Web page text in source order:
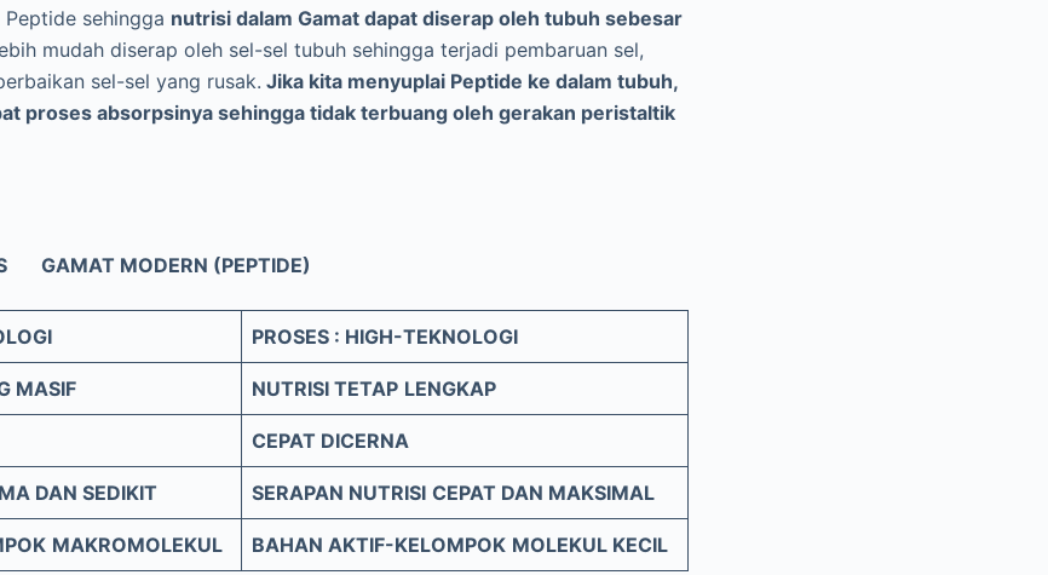
sehingga nutrisi dalam Gamat dapat diserap oleh tubuh sebesar
mudah diserap oleh sel-sel tubuh sehingga terjadi pembaruan sel,
sel-sel yang rusak. Jika kita menyuplai Peptide ke dalam tubuh,
proses absorpsinya sehingga tidak terbuang oleh gerakan peristaltik
MODERN (PEPTIDE)
PROSES : HIGH-TEKNOLOGI
MASIF NUTRISI TETAP LENGKAP
CEPAT DICERNA
DAN SEDIKIT SERAPAN NUTRISI CEPAT DAN MAKSIMAL
MAKROMOLEKUL BAHAN AKTIF-KELOMPOK MOLEKUL KECIL